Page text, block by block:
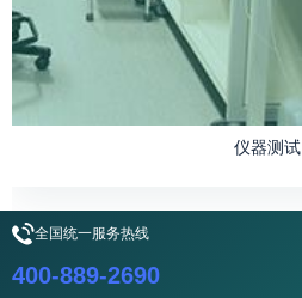
仪器测试
全国统一服务热线
400-889-2690